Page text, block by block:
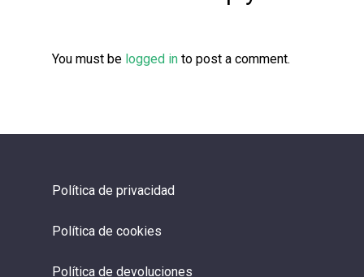
You must be logged in to post a comment.
Política de privacidad
Política de cookies
Política de devoluciones